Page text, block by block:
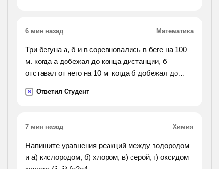
6 мин назад Математика
Три бегуна а, б и в соревновались в беге на 100
м. когда а добежал до конца дистанции, б
отставал от него на 10 м. когда б добежал до
метров отставал в от а, когда а финишировал?
S Ответил Студент
7 мин назад Химия
Напишите уравнения реакций между водородом
и а) кислородом, б) хлором, в) серой, г) оксидом